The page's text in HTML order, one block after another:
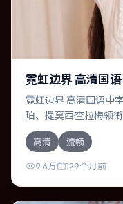
霓虹边界 高清国
霓虹边界 高清国语中
珀、提莫西·查拉梅领
同演绎。本片为悬疑
次跨国行动在暴雨夜
制，节奏紧凑，人物
高清 流畅
9.6万 129个月前